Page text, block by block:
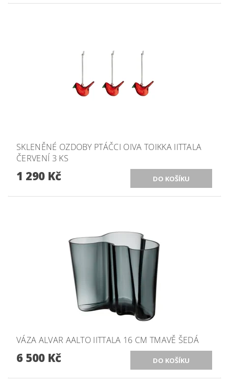
SKLENĚNÉ OZDOBY PTÁČCI OIVA TOIKKA IITTALA
ČERVENÍ 3 KS
1 290 Kč
VÁZA ALVAR AALTO IITTALA 16 CM TMAVĚ ŠEDÁ
6 500 Kč